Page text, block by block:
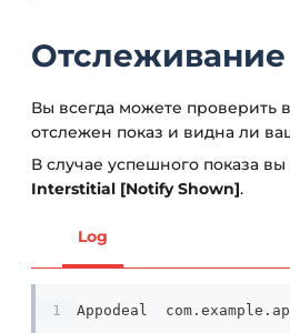
Отслеживание
Вы всегда можете проверить
отслежен показ и видна ли
В случае успешного показа вы
Interstitial [Notify Shown].
Log
Appodeal